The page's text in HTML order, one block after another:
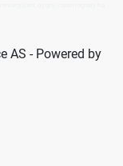
AS - Powered by